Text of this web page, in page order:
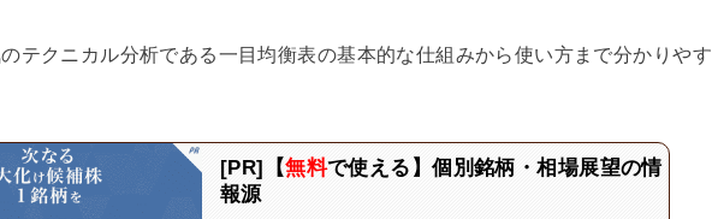
テクニカル分析である一目均衡表の基本的な仕組みから使い方まで分かりやす
[PR]【無料で使える】個別銘柄・相場展望の情
報源